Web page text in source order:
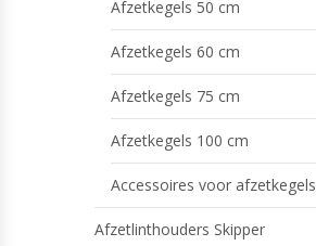
Afzetkegels 50 cm
Afzetkegels 60 cm
Afzetkegels 75 cm
Afzetkegels 100 cm
Accessoires voor afzetkegels
Afzetlinthouders Skipper